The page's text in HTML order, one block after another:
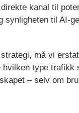
kanal til
synligheten til AI-
må vi
type trafikk
– selv om